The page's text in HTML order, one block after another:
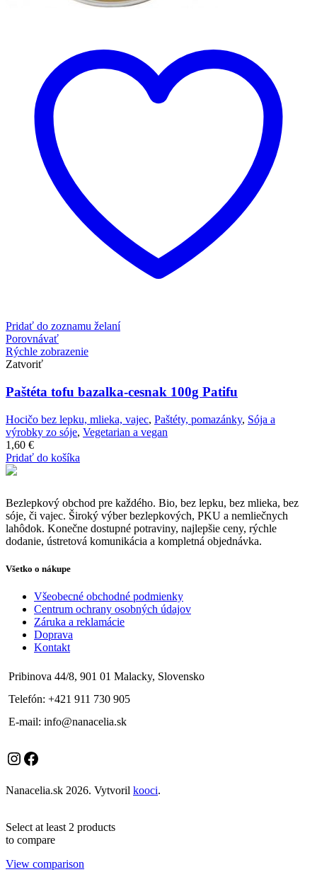
Pridať do zoznamu želaní
Porovnávať
Rýchle zobrazenie
Zatvoriť
Paštéta tofu bazalka-cesnak 100g Patifu
Hocičo bez lepku, mlieka, vajec, Paštéty, pomazánky, Sója a
výrobky zo sóje, Vegetarian a vegan
1,60 €
Pridať do košíka
Bezlepkový obchod pre každého. Bio, bez lepku, bez mlieka, bez
sóje, či vajec. Široký výber bezlepkových, PKU a nemliečnych
lahôdok. Konečne dostupné potraviny, najlepšie ceny, rýchle
dodanie, ústretová komunikácia a kompletná objednávka.
Všetko o nákupe
Všeobecné obchodné podmienky
Centrum ochrany osobných údajov
Záruka a reklamácie
Doprava
Kontakt
Pribinova 44/8, 901 01 Malacky, Slovensko
Telefón: +421 911 730 905
E-mail: info@nanacelia.sk
Instagram
Facebook
Nanacelia.sk 2026. Vytvoril kooci.
Select at least 2 products
to compare
View comparison